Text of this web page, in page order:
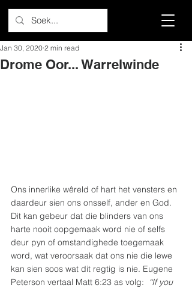
Drome Oor... Warrelwinde
Jan 30, 2020 2 min read
Ons innerlike wêreld of hart het vensters en
daardeur sien ons onsself, ander en God.
Dit kan gebeur dat die blinders van ons
harte nooit oopgemaak word nie of selfs
deur pyn of omstandighede toegemaak
word, wat veroorsaak dat ons nie die lewe
kan sien soos wat dit regtig is nie. Eugene
Peterson vertaal Matt 6:23 as volg:
“If you